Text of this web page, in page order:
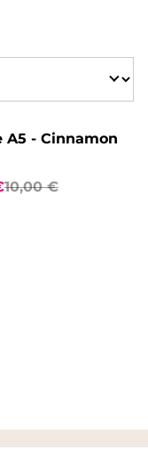
A5 - Cinnamon
10,00 €